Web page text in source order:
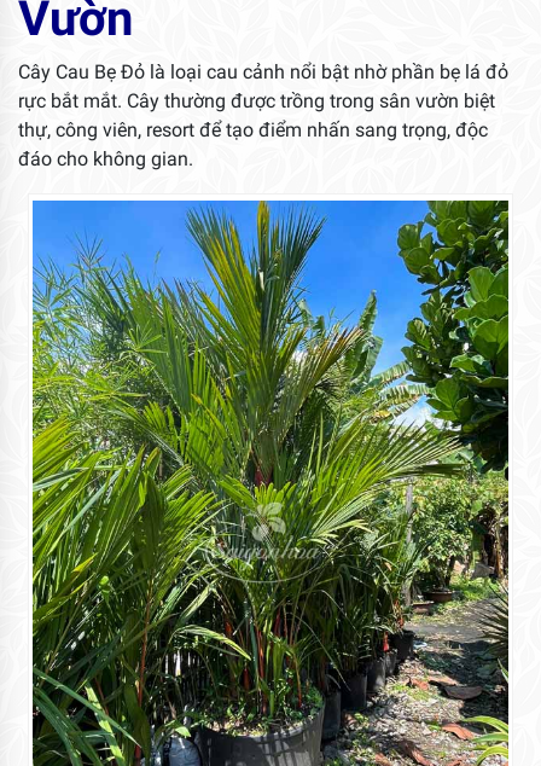
Vườn
Cây Cau Bẹ Đỏ là loại cau cảnh nổi bật nhờ phần bẹ lá đỏ
rực bắt mắt. Cây thường được trồng trong sân vườn biệt
thự, công viên, resort để tạo điểm nhấn sang trọng, độc
đáo cho không gian.